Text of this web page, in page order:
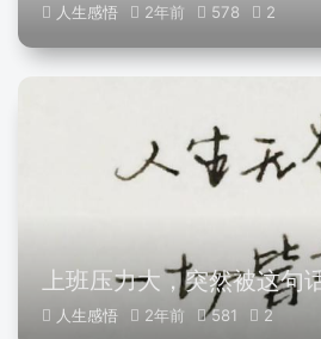
人生感悟 2年前 578 2
上班压力大，突然被这句
人生感悟 2年前 581 2